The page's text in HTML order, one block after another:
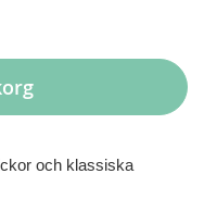
och klassiska